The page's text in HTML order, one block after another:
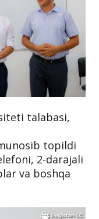
talabasi,
topildi
2-darajali
va boshqa